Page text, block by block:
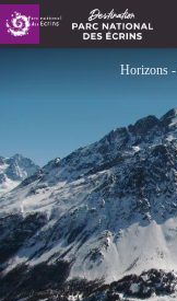
Le signal de la Grave
Horizons